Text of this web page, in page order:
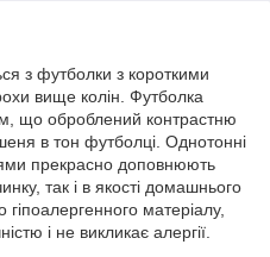
з футболки з короткими
вище колін. Футболка
що оброблений контрастню
в тон футболці. Однотонні
прекрасно доповнюють
так і в якості домашнього
матеріалу,
і не викликає алергії.